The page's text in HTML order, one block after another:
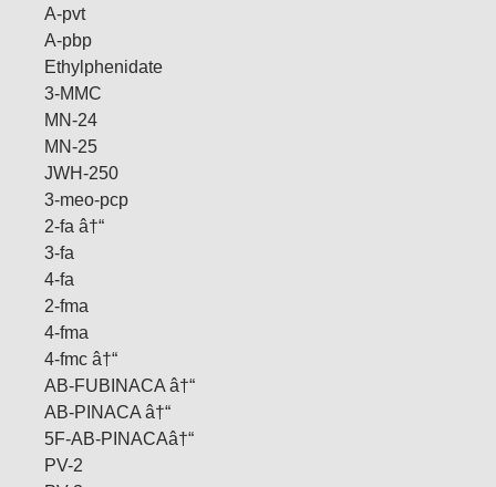
A-pvt
A-pbp
Ethylphenidate
3-MMC
MN-24
MN-25
JWH-250
3-meo-pcp
2-fa â†“
3-fa
4-fa
2-fma
4-fma
4-fmc â†“
AB-FUBINACA â†“
AB-PINACA â†“
5F-AB-PINACAâ†“
PV-2